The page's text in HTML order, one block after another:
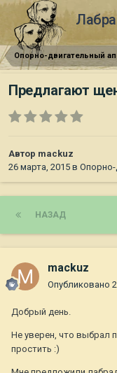
Опорно-двигательный
Предлагают
Автор mackuz
26 марта, 2015 в Опорно-
НАЗАД
mackuz
Опубликовано
Добрый день.
Не уверен, что выбрал
простить :)